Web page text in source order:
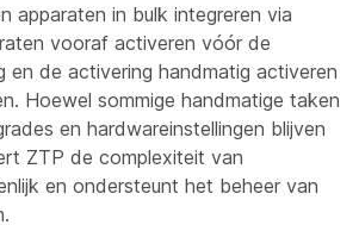
apparaten in bulk integreren via
vooraf activeren vóór de
en de activering handmatig activeren
Hoewel sommige handmatige taken
en hardwareinstellingen blijven
ZTP de complexiteit van
en ondersteunt het beheer van